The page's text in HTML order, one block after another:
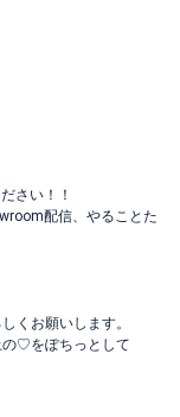
さい！！
配信、やることた
くお願いします。
の♡をぽちっとして